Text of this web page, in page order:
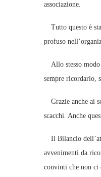
associazione.
Tutto questo è
profuso
Allo stesso modo
sempre ricordarlo,
Grazie anche ai
scacchi. Anche
Il Bilancio
avvenimenti da
convinti che non ci